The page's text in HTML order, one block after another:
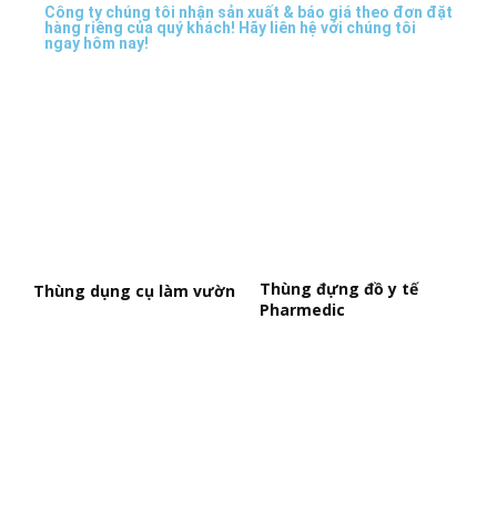
Công ty chúng tôi nhận sản xuất & báo giá theo đơn đặt
hàng riêng của quý khách! Hãy liên hệ với chúng tôi
ngay hôm nay!
Thùng dụng cụ làm vườn
Thùng đựng đồ y tế
Pharmedic